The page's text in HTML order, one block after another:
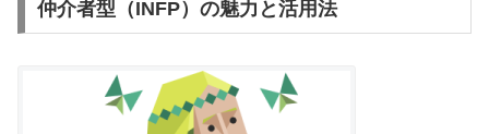
仲介者型（INFP）の魅力と活用法